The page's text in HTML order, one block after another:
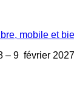
mobile et
– 9 février